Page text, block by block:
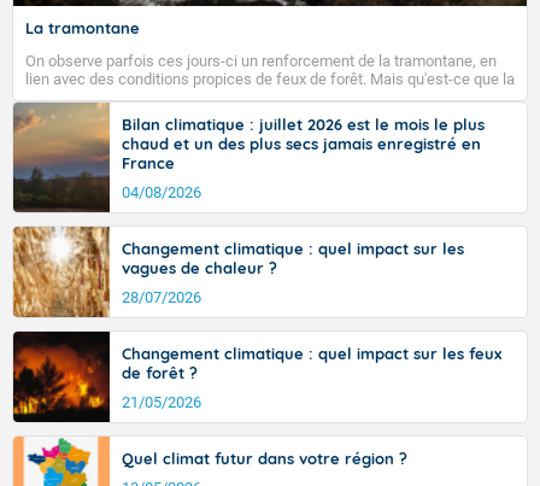
La tramontane
On observe parfois ces jours-ci un renforcement de la tramontane, en
lien avec des conditions propices de feux de forêt. Mais qu'est-ce que la
tramontane ? Quelles sont ses caractéristiques ? La tramontane est un
vent turbulent soufflant de secteur nord-ouest à nord, ou ouest à nord-
ouest, dans un secteur qui part du Roussillon à la vallée de l’Aude et à
l’ouest de l’Hérault. L’étymologie de ce vent vient du latin trasmontanus,
signifiant au-delà des monts, en allusion aux régions montagneuses
d’où provient ce vent.
Bilan climatique : juillet 2026 est le mois le plus
chaud et un des plus secs jamais enregistré en
France
04/08/2026
Changement climatique : quel impact sur les
vagues de chaleur ?
28/07/2026
Changement climatique : quel impact sur les feux
de forêt ?
21/05/2026
Quel climat futur dans votre région ?